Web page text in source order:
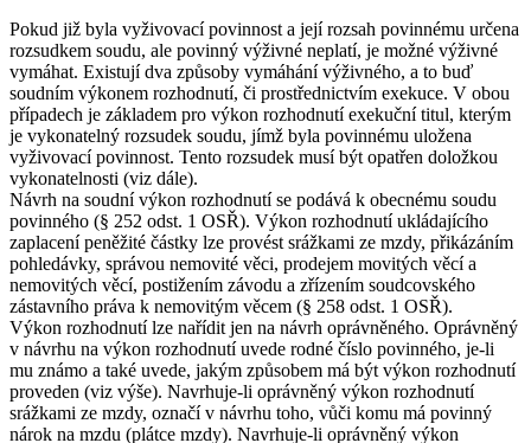
Pokud již byla vyživovací povinnost a její rozsah povinnému určena
rozsudkem soudu, ale povinný výživné neplatí, je možné výživné
vymáhat. Existují dva způsoby vymáhání výživného, a to buď
soudním výkonem rozhodnutí, či prostřednictvím exekuce. V obou
případech je základem pro výkon rozhodnutí exekuční titul, kterým
je vykonatelný rozsudek soudu, jímž byla povinnému uložena
vyživovací povinnost. Tento rozsudek musí být opatřen doložkou
vykonatelnosti (viz dále).
Návrh na soudní výkon rozhodnutí se podává k obecnému soudu
povinného (§ 252 odst. 1 OSŘ). Výkon rozhodnutí ukládajícího
zaplacení peněžité částky lze provést srážkami ze mzdy, přikázáním
pohledávky, správou nemovité věci, prodejem movitých věcí a
nemovitých věcí, postižením závodu a zřízením soudcovského
zástavního práva k nemovitým věcem (§ 258 odst. 1 OSŘ).
Výkon rozhodnutí lze nařídit jen na návrh oprávněného. Oprávněný
v návrhu na výkon rozhodnutí uvede rodné číslo povinného, je-li
mu známo a také uvede, jakým způsobem má být výkon rozhodnutí
proveden (viz výše). Navrhuje-li oprávněný výkon rozhodnutí
srážkami ze mzdy, označí v návrhu toho, vůči komu má povinný
nárok na mzdu (plátce mzdy). Navrhuje-li oprávněný výkon